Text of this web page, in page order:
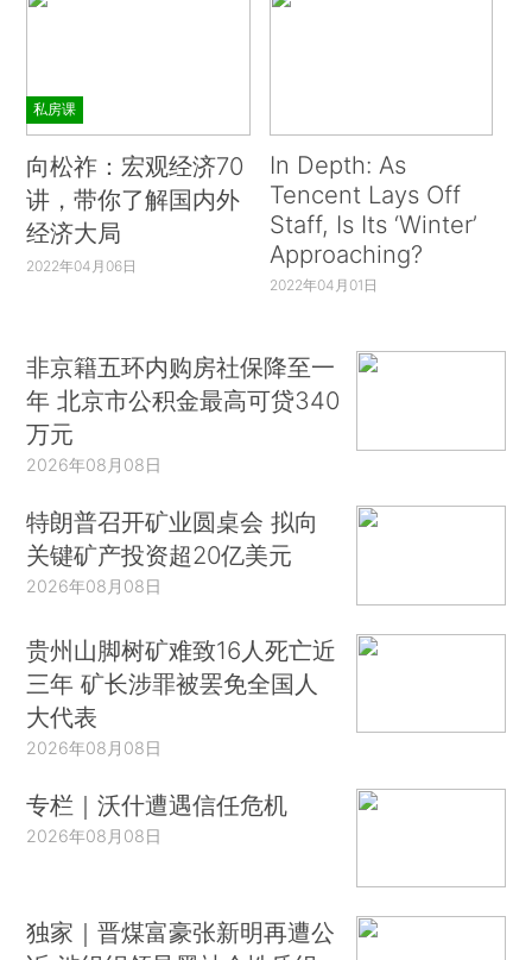
私房课
向松祚：宏观经济70
讲，带你了解国内外
经济大局
2022年04月06日
In Depth: As
Tencent Lays Off
Staff, Is Its ‘Winter’
Approaching?
2022年04月01日
非京籍五环内购房社保降至一
年 北京市公积金最高可贷340
万元
2026年08月08日
特朗普召开矿业圆桌会 拟向
关键矿产投资超20亿美元
2026年08月08日
贵州山脚树矿难致16人死亡近
三年 矿长涉罪被罢免全国人
大代表
2026年08月08日
专栏｜沃什遭遇信任危机
2026年08月08日
独家｜晋煤富豪张新明再遭公